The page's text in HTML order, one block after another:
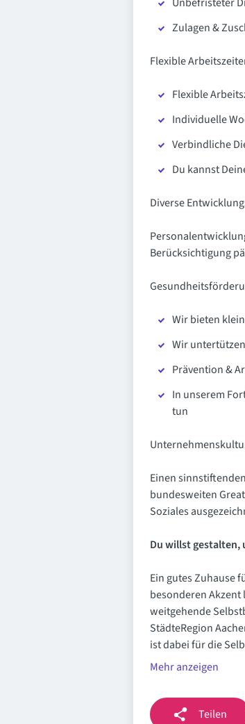
Zulagen &
Flexible
Flexible
Individuelle
Verbindliche
Du kannst
Diverse
Berücksichtigung
Wir bieten
Wir
Prävention &
In unserem
tun
Einen
bundesweiten
Soziales
Du willst gestalten,
Ein gutes Zuhause
besonderen
weitgehende
StädteRegion
ist dabei für die
Mehr anzeigen
Teilen